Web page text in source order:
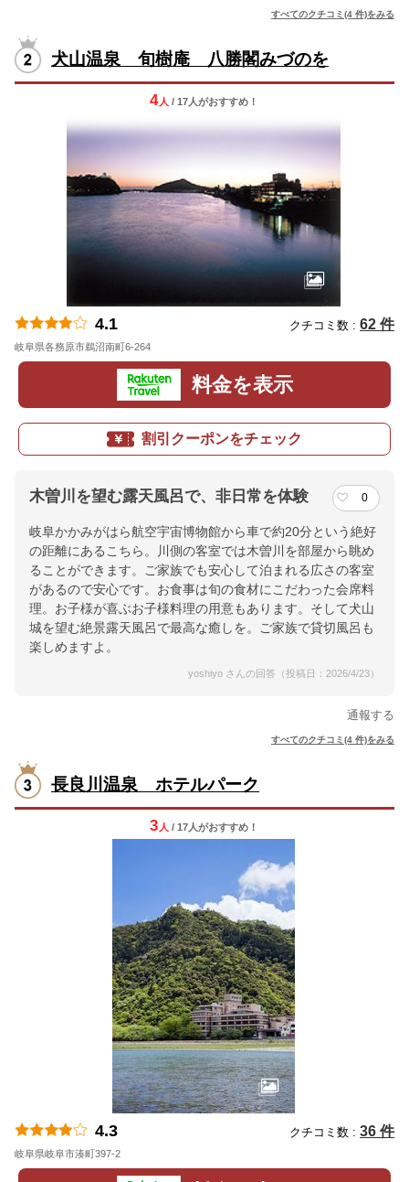
すべてのクチコミ(4 件)をみる
犬山温泉 旬樹庵 八勝閣みづのを
4人 / 17人がおすすめ！
4.1 クチコミ数 : 62 件
岐阜県各務原市鵜沼南町6-264
料金を表示
割引クーポンをチェック
木曽川を望む露天風呂で、非日常を体験 0
岐阜かかみがはら航空宇宙博物館から車で約20分という絶好
の距離にあるこちら。川側の客室では木曽川を部屋から眺め
ることができます。ご家族でも安心して泊まれる広さの客室
があるので安心です。お食事は旬の食材にこだわった会席料
理。お子様が喜ぶお子様料理の用意もあります。そして犬山
城を望む絶景露天風呂で最高な癒しを。ご家族で貸切風呂も
楽しめますよ。
yoshiyo さんの回答（投稿日：2026/4/23）
通報する
すべてのクチコミ(4 件)をみる
長良川温泉 ホテルパーク
3 人 / 17人がおすすめ！
4.3 クチコミ数 : 36 件
岐阜県岐阜市湊町397-2